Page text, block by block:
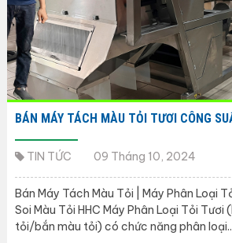
BÁN MÁY TÁCH MÀU TỎI TƯƠI CÔNG
TIN TỨC 09 Tháng 10, 2024
Bán Máy Tách Màu Tỏi | Máy Phân Loại
Soi Màu Tỏi HHC Máy Phân Loại Tỏi Tươi
tỏi/bắn màu tỏi) có chức năng phân